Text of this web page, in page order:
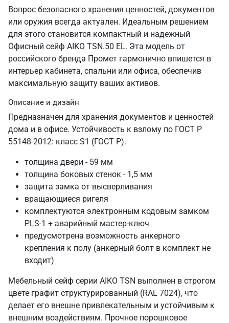
Вопрос безопасного хранения ценностей, документов
или оружия всегда актуален. Идеальным решением
для этого становится компактный и надежный
Офисный сейф AIKO TSN.50 EL. Эта модель от
российского бренда Промет гармонично впишется в
интерьер кабинета, спальни или офиса, обеспечив
максимальную защиту ваших активов.
Описание и дизайн
Предназначен для хранения документов и ценностей
дома и в офисе. Устойчивость к взлому по ГОСТ Р
55148-2012: класс S1 (ГОСТ Р).
толщина двери - 59 мм
толщина боковых стенок - 1,5 мм
защита замка от высверливания
вращающиеся ригеля
комплектуются электронным кодовым замком
PLS-1 + аварийный мастер-ключ
предусмотрена возможность анкерного
крепления к полу (анкерный болт в комплект не
входит)
Мебельный сейф серии AIKO TSN выполнен в строгом
цвете графит структурированный (RAL 7024), что
делает его внешне привлекательным и устойчивым к
внешним воздействиям. Прочное порошковое